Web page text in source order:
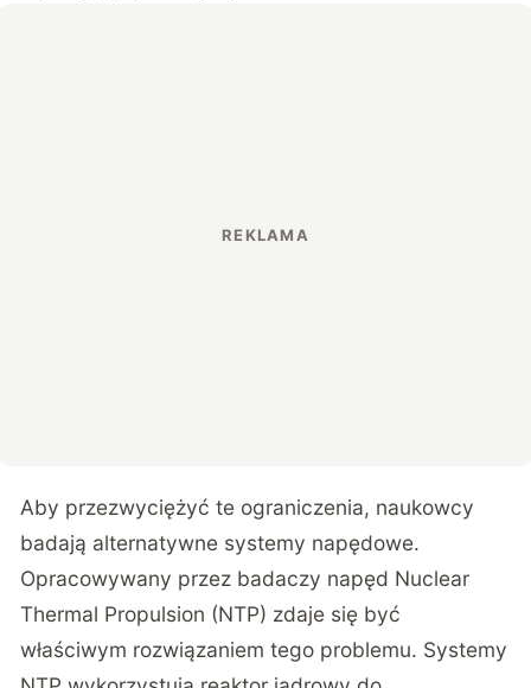
Aby przezwyciężyć te ograniczenia, naukowcy
badają alternatywne systemy napędowe.
Opracowywany przez badaczy napęd Nuclear
Thermal Propulsion (NTP) zdaje się być
właściwym rozwiązaniem tego problemu. Systemy